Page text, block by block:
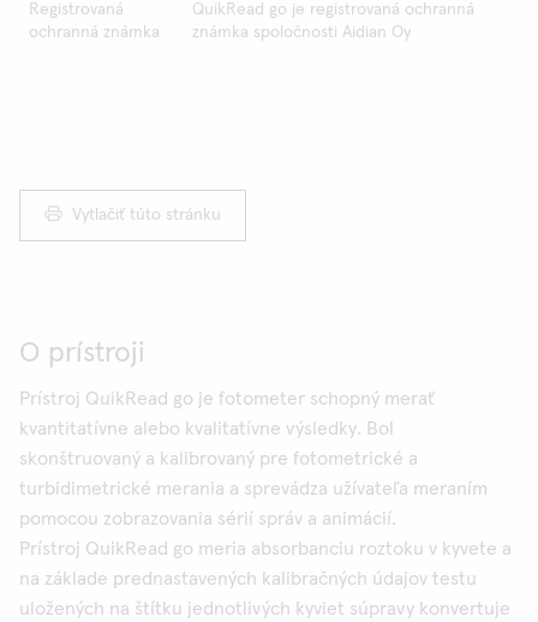
Registrovaná
ochranná známka
QuikRead go je registrovaná ochranná
známka spoločnosti Aidian Oy
Vytlačiť túto stránku
O prístroji
Prístroj QuikRead go je fotometer schopný merať
kvantitatívne alebo kvalitatívne výsledky. Bol
skonštruovaný a kalibrovaný pre fotometrické a
turbidimetrické merania a sprevádza užívateľa meraním
pomocou zobrazovania sérií správ a animácií.
Prístroj QuikRead go meria absorbanciu roztoku v kyvete a
na základe prednastavených kalibračných údajov testu
uložených na štítku jednotlivých kyviet súpravy konvertuje